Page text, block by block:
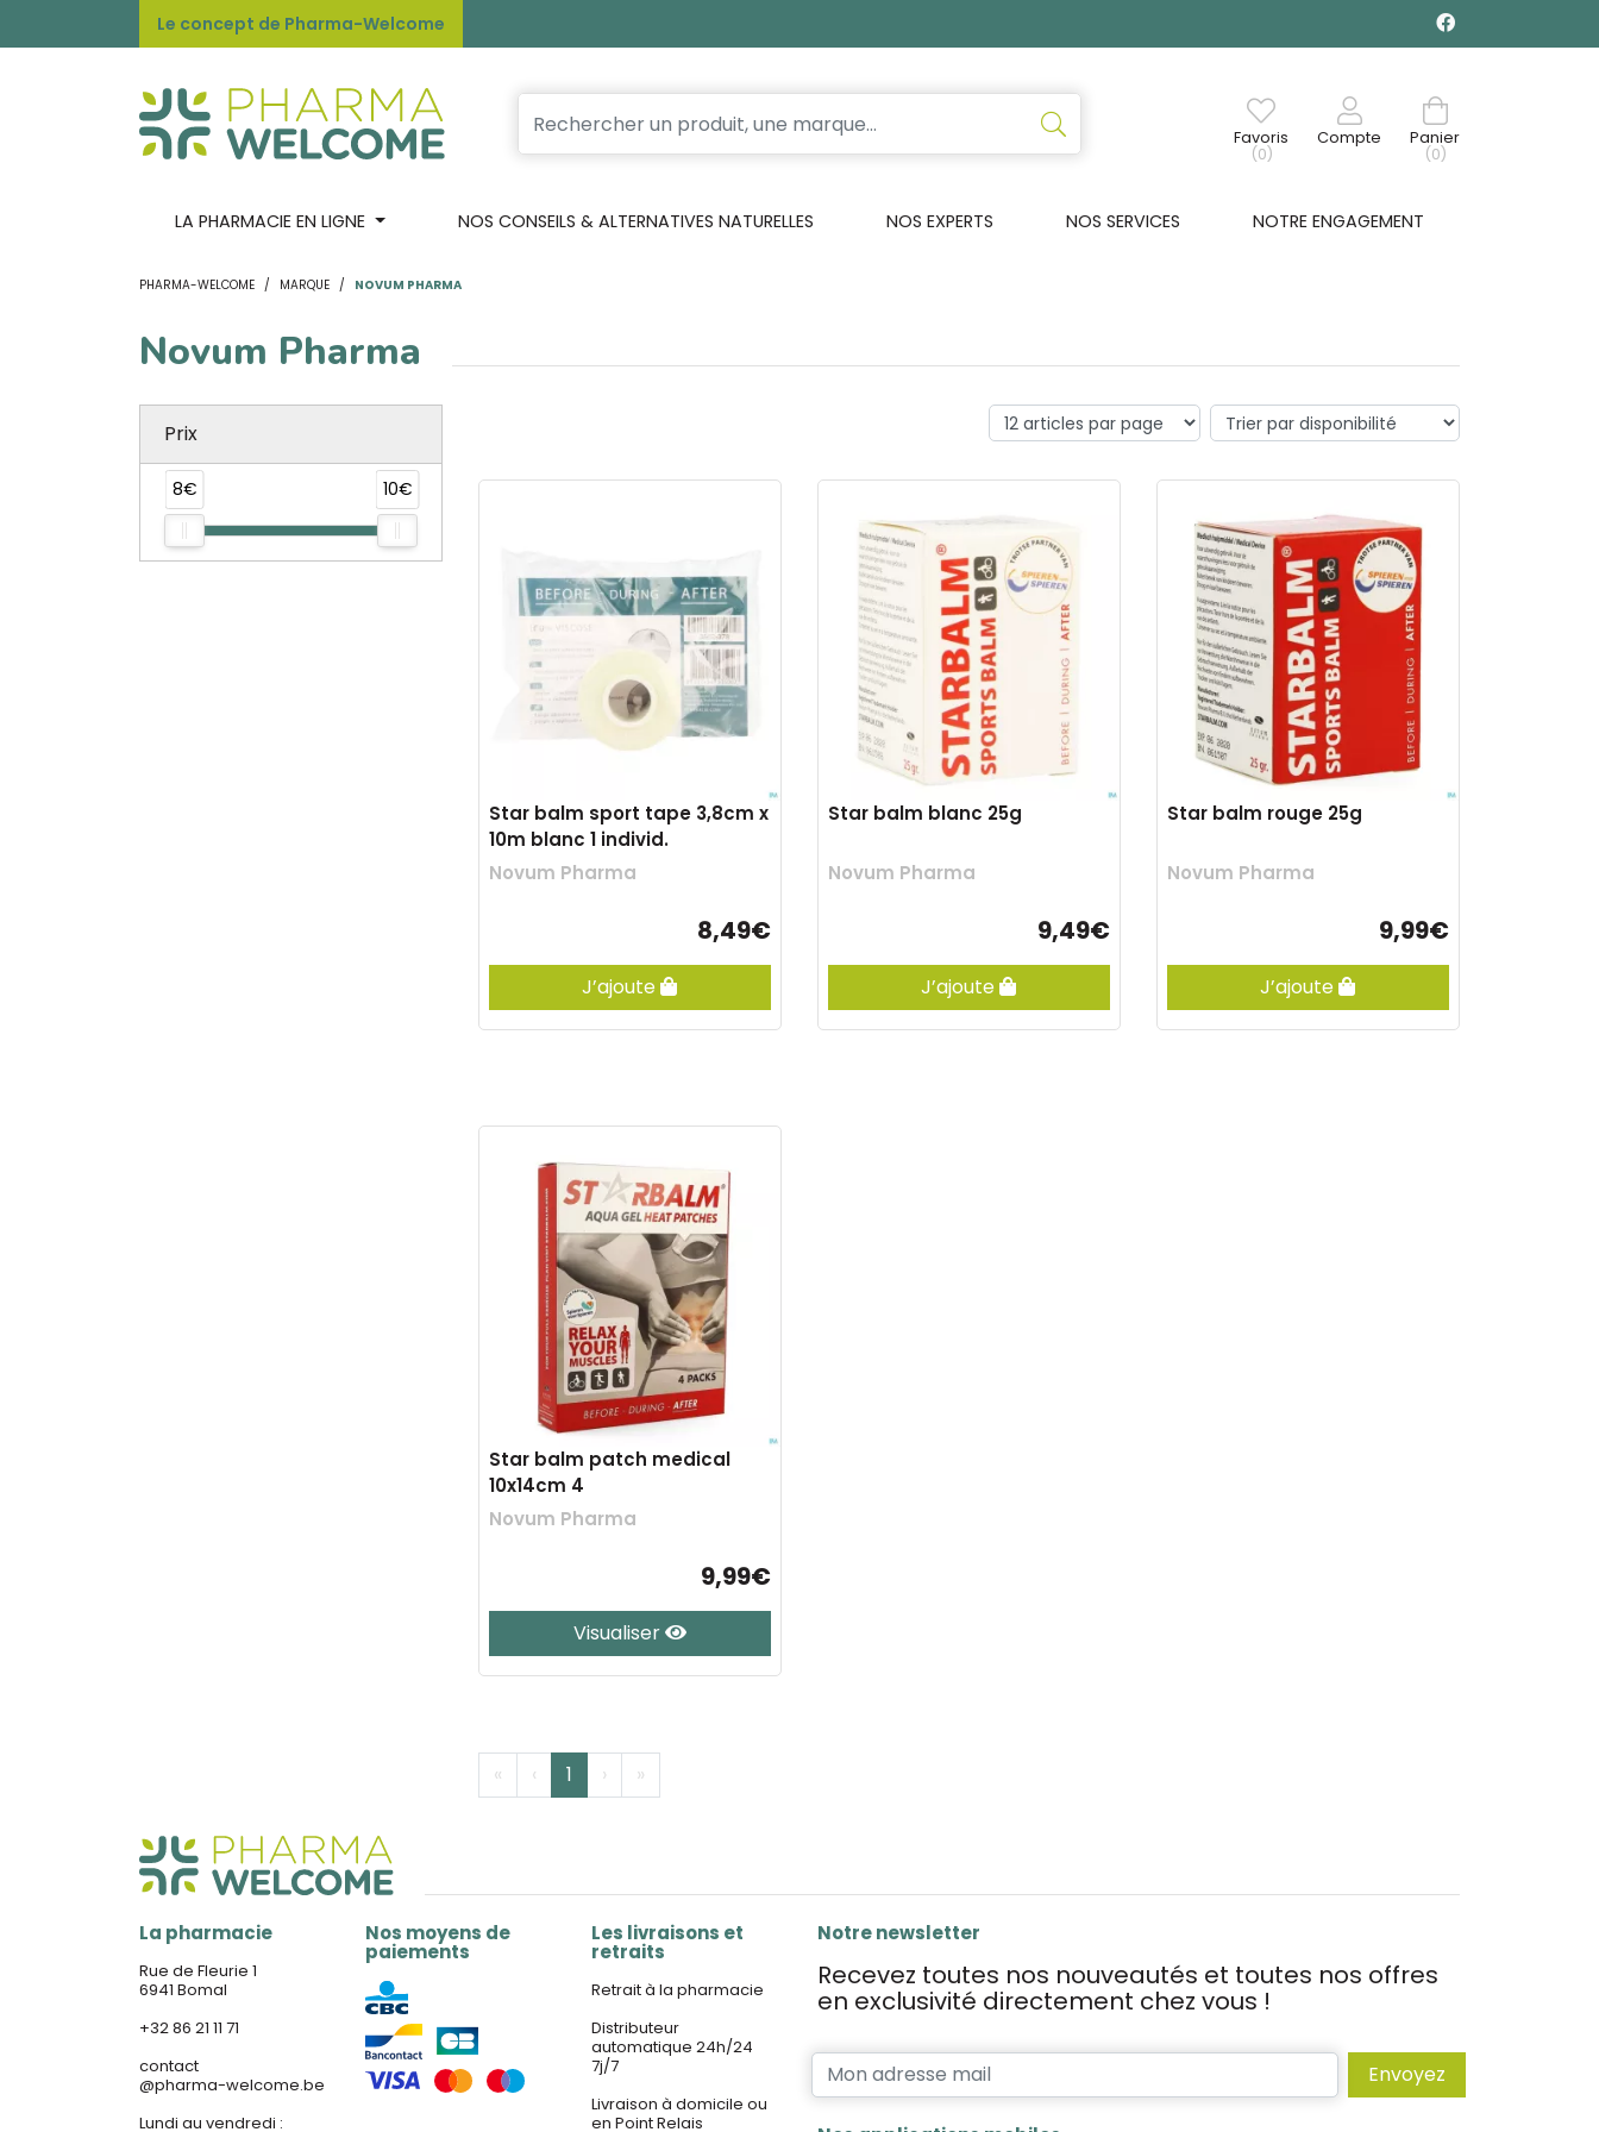
Le concept de Pharma-Welcome
Favoris
(0)
Compte
Panier
(0)
LA PHARMACIE EN LIGNE NOS CONSEILS & ALTERNATIVES NATURELLES NOS EXPERTS NOS SERVICES NOTRE ENGAGEMENT
PHARMA-WELCOME MARQUE NOVUM PHARMA
Novum Pharma
Prix
8€ 10€
Star balm sport tape 3,8cm x
10m blanc 1 individ.
Novum Pharma
8,49€
J’ajoute
Star balm blanc 25g
Novum Pharma
9,49€
J’ajoute
Star balm rouge 25g
Novum Pharma
9,99€
J’ajoute
Star balm patch medical
10x14cm 4
Novum Pharma
9,99€
Visualiser
« ‹ 1 › »
La pharmacie
Rue de Fleurie 1
6941 Bomal
+32 86 21 11 71
contact
@pharma-welcome.be
Lundi au vendredi :
Nos moyens de
paiements
Les livraisons et
retraits
Retrait à la pharmacie
Distributeur
automatique 24h/24
7j/7
Livraison à domicile ou
en Point Relais
Notre newsletter
Recevez toutes nos nouveautés et toutes nos offres
en exclusivité directement chez vous !
Envoyez